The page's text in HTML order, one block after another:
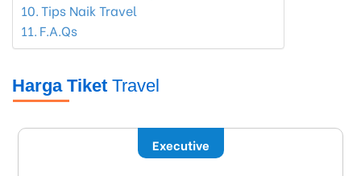
Tips Naik Travel
F.A.Qs
Harga Tiket Travel
Executive